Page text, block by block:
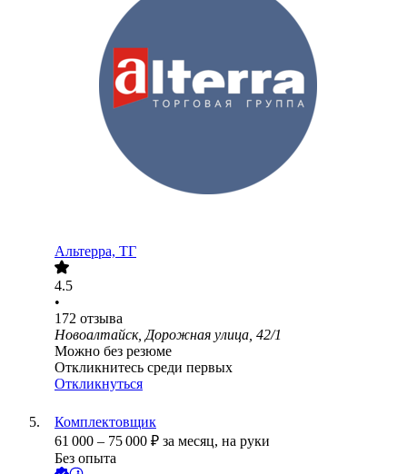
Альтерра, ТГ
4.5
•
172 отзыва
Новоалтайск, Дорожная улица, 42/1
Можно без резюме
Откликнитесь среди первых
Откликнуться
Комплектовщик
61 000 – 75 000 ₽ за месяц, на руки
Без опыта